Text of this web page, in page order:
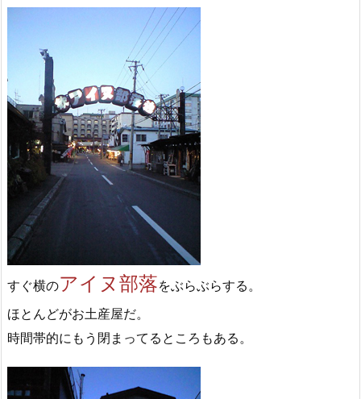
すぐ横のアイヌ部落をぶらぶらする。
ほとんどがお土産屋だ。
時間帯的にもう閉まってるところもある。